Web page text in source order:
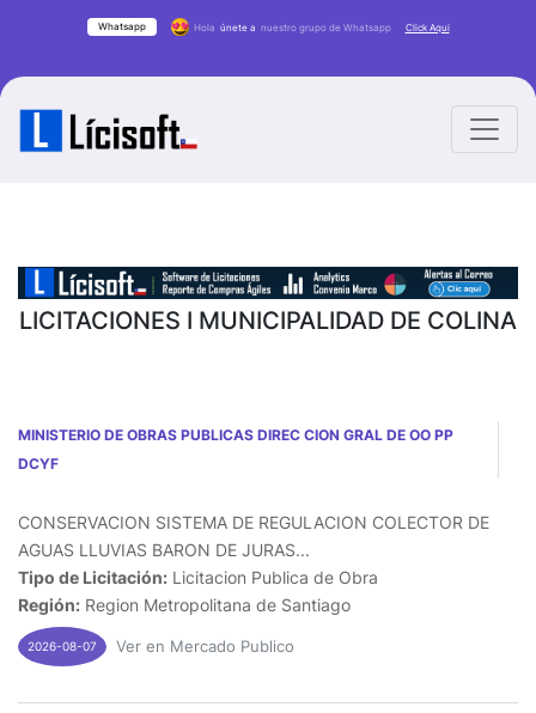
Whatsapp Hola únete a nuestro grupo de Whatsapp Click Aqui
LICITACIONES I MUNICIPALIDAD DE COLINA
MINISTERIO DE OBRAS PUBLICAS DIREC CION GRAL DE OO PP
DCYF
CONSERVACION SISTEMA DE REGULACION COLECTOR DE
AGUAS LLUVIAS BARON DE JURAS...
Tipo de Licitación: Licitacion Publica de Obra
Región: Region Metropolitana de Santiago
2026-08-07 Ver en Mercado Publico